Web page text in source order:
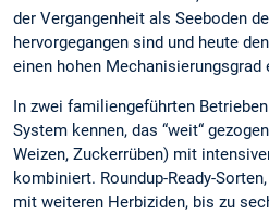
der Vergangenheit als Seeboden
hervorgegangen sind und heute
einen hohen Mechanisierungsgrad
In zwei familiengeführten
System kennen, das “weit“
Weizen, Zuckerrüben) mit
kombiniert. Roundup-Ready-
mit weiteren Herbiziden, bis zu